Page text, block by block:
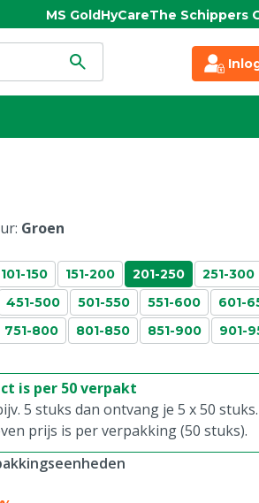
MS GoldHyCareThe Schippers
Groen
101-150 151-200 201-250 251-300
451-500 501-550 551-600
601-
751-800 801-850 851-900
901-
is per 50 verpakt
5 stuks dan ontvang je 5 x 50
prijs is per verpakking (50 stuks).